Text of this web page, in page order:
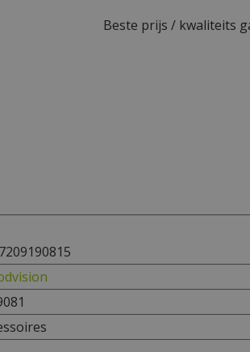
Beste prijs / kwaliteits